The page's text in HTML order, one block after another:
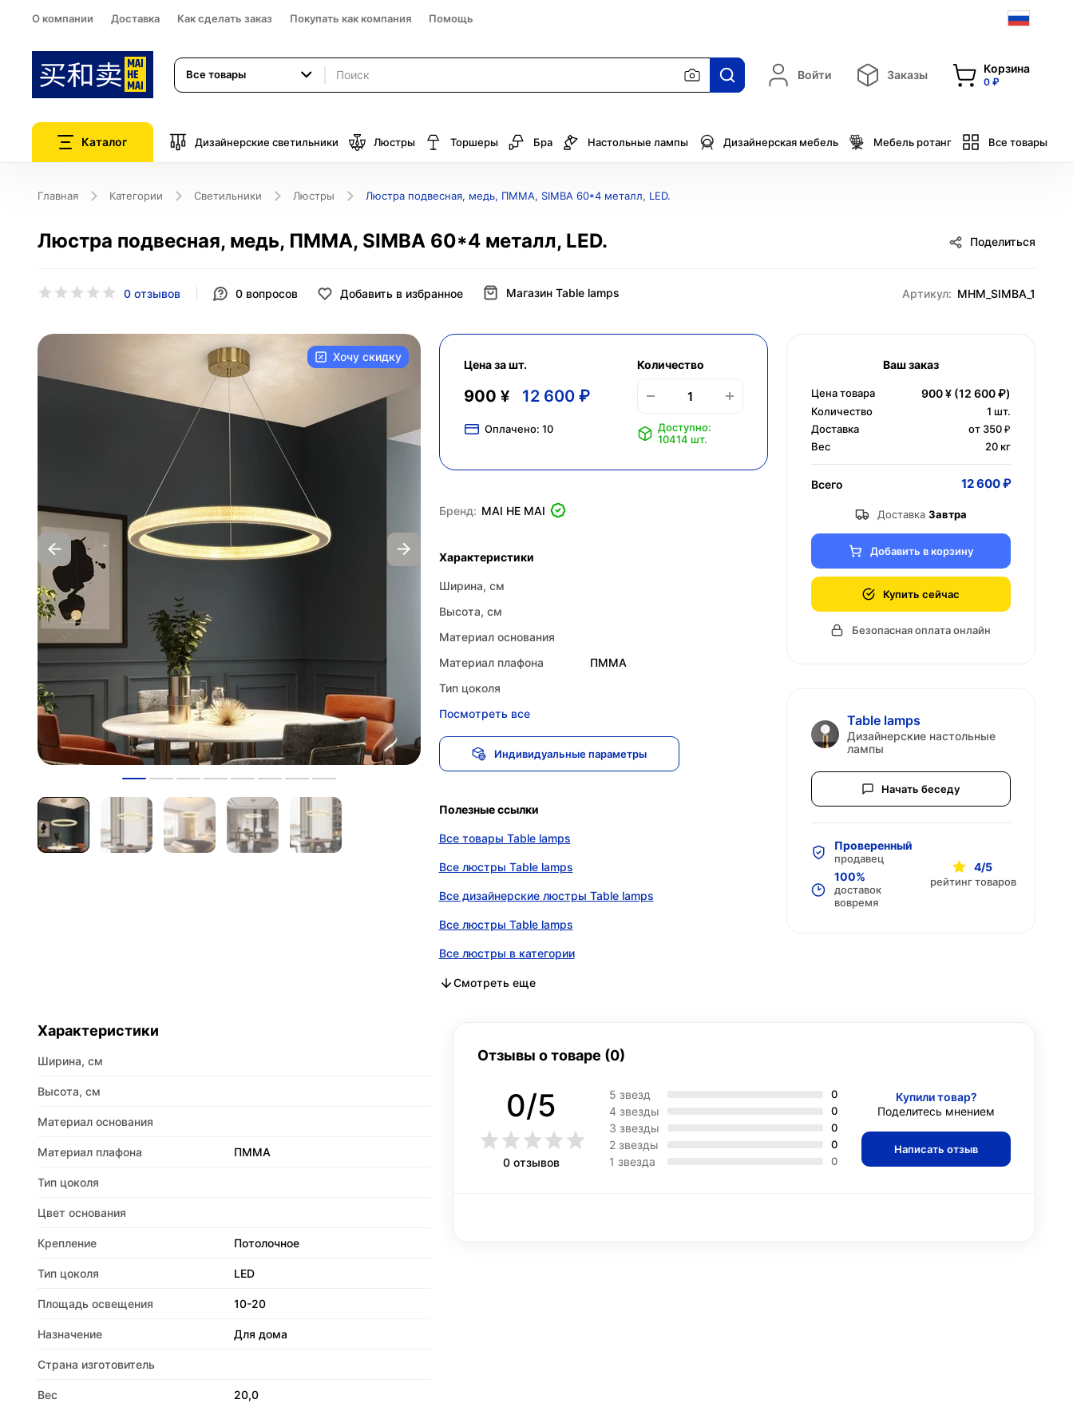
О компании Доставка Как сделать заказ Покупать как компания Помощь
Все товары Войти Заказы Корзина
0 ₽
Каталог Дизайнерские светильники Люстры Торшеры Бра Настольные лампы Дизайнерская мебель Мебель ротанг Все товары
Главная Категории Светильники Люстры Люстра подвесная, медь, ПММА, SIMBA 60*4 металл, LED.
Люстра подвесная, медь, ПММА, SIMBA 60*4 металл, LED.
0 отзывов 0 вопросов Добавить в избранное
Поделиться
Магазин Table lamps Артикул: MHM_SIMBA_1
Хочу скидку
Цена за шт.
900 ¥ 12 600 ₽
Оплачено: 10
Количество
Доступно:
10414 шт.
Бренд: MAI HE MAI
Характеристики
Ширина, см
Высота, см
Материал основания
Материал плафона
ПММА
Тип цоколя
Посмотреть все
Индивидуальные параметры
Полезные ссылки
Все товары Table lamps
Все люстры Table lamps
Все дизайнерские люстры Table lamps
Все люстры Table lamps
Все люстры в категории
Все дизайнерские люстры в категории
Все люстры в категории
Смотреть еще
Ваш заказ
Цена товара 900 ¥ (12 600 ₽)
Количество 1 шт.
Доставка
от 350 ₽
Вес
20 кг
Всего 12 600 ₽
Доставка Завтра
Добавить в корзину
Купить сейчас
Безопасная оплата онлайн
Table lamps
Дизайнерские настольные
лампы
Начать беседу
Проверенный
продавец
100%
доставок
вовремя
4/5
рейтинг товаров
Характеристики
Ширина, см
Высота, см
Материал основания
Материал плафона ПММА
Тип цоколя
Цвет основания
Крепление Потолочное
Тип цоколя LED
Площадь освещения 10-20
Назначение Для дома
Страна изготовитель
Вес 20,0
Отзывы о товаре (0)
0/5
0 отзывов
5 звезд 0
4 звезды 0
3 звезды 0
2 звезды 0
1 звезда 0
Купили товар?
Поделитесь мнением
Написать отзыв